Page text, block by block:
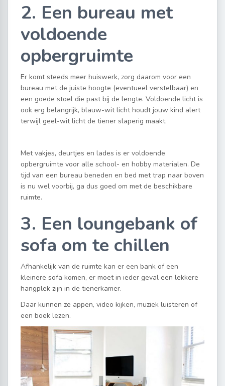
2. Een bureau met
voldoende
opbergruimte
Er komt steeds meer huiswerk, zorg daarom voor een
bureau met de juiste hoogte (eventueel verstelbaar) en
een goede stoel die past bij de lengte. Voldoende licht is
ook erg belangrijk, blauw-wit licht houdt jouw kind alert
terwijl geel-wit licht de tiener slaperig maakt.
Met vakjes, deurtjes en lades is er voldoende
opbergruimte voor alle school- en hobby materialen. De
tijd van een bureau beneden en bed met trap naar boven
is nu wel voorbij, ga dus goed om met de beschikbare
ruimte.
3. Een loungebank of
sofa om te chillen
Afhankelijk van de ruimte kan er een bank of een
kleinere sofa komen, er moet in ieder geval een lekkere
hangplek zijn in de tienerkamer.
Daar kunnen ze appen, video kijken, muziek luisteren of
een boek lezen.